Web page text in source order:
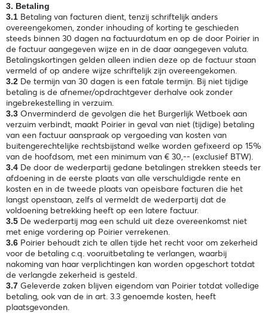
3. Betaling
3.1 Betaling van facturen dient, tenzij schriftelijk anders
overeengekomen, zonder inhouding of korting te geschieden
steeds binnen 30 dagen na factuurdatum en op de door Poirier in
de factuur aangegeven wijze en in de daar aangegeven valuta.
Betalingskortingen gelden alleen indien deze op de factuur staan
vermeld of op andere wijze schriftelijk zijn overeengekomen.
3.2 De termijn van 30 dagen is een fatale termijn. Bij niet tijdige
betaling is de afnemer/opdrachtgever derhalve ook zonder
ingebrekestelling in verzuim.
3.3 Onverminderd de gevolgen die het Burgerlijk Wetboek aan
verzuim verbindt, maakt Poirier in geval van niet (tijdige) betaling
van een factuur aanspraak op vergoeding van kosten van
buitengerechtelijke rechtsbijstand welke worden gefixeerd op 15%
van de hoofdsom, met een minimum van € 30,-- (exclusief BTW).
3.4 De door de wederpartij gedane betalingen strekken steeds ter
afdoening in de eerste plaats van alle verschuldigde rente en
kosten en in de tweede plaats van opeisbare facturen die het
langst openstaan, zelfs al vermeldt de wederpartij dat de
voldoening betrekking heeft op een latere factuur.
3.5 De wederpartij mag een schuld uit deze overeenkomst niet
met enige vordering op Poirier verrekenen.
3.6 Poirier behoudt zich te allen tijde het recht voor om zekerheid
voor de betaling c.q. vooruitbetaling te verlangen, waarbij
nakoming van haar verplichtingen kan worden opgeschort totdat
de verlangde zekerheid is gesteld.
3.7 Geleverde zaken blijven eigendom van Poirier totdat volledige
betaling, ook van de in art. 3.3 genoemde kosten, heeft
plaatsgevonden.